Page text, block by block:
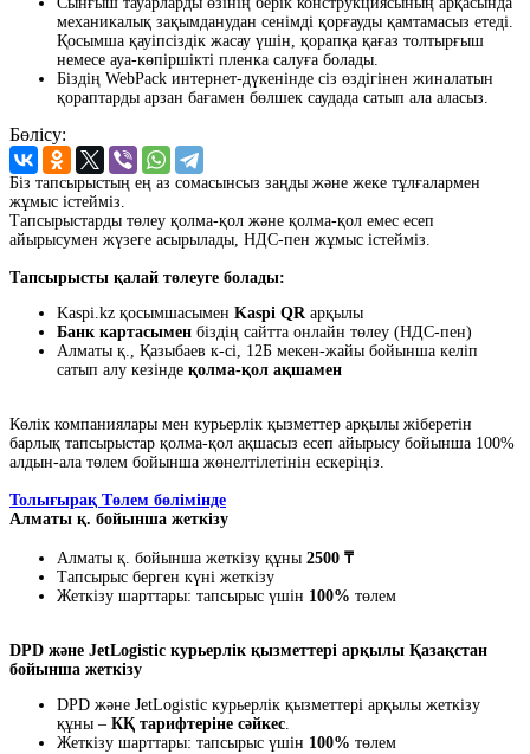
механикалық зақымданудан сенімді қорғауды қамтамасыз етеді.
Қосымша қауіпсіздік жасау үшін, қорапқа қағаз толтырғыш
немесе ауа-көпіршікті пленка салуға болады.
Біздің WebPack интернет-дүкенінде сіз өздігінен жиналатын
қораптарды арзан бағамен бөлшек саудада сатып ала аласыз.
Бөлісу:
Біз тапсырыстың ең аз сомасынсыз заңды және жеке тұлғалармен
жұмыс істейміз.
Тапсырыстарды төлеу қолма-қол және қолма-қол емес есеп
айырысумен жүзеге асырылады, НДС-пен жұмыс істейміз.
Тапсырысты қалай төлеуге болады:
Kaspi.kz қосымшасымен Kaspi QRарқылы
Банк картасымен біздің сайтта онлайн төлеу (НДС-пен)
Алматы қ., Қазыбаев к-сі, 12Б мекен-жайы бойынша келіп
сатып алу кезінде қолма-қол ақшамен
Көлік компаниялары мен курьерлік қызметтер арқылы жіберетін
барлық тапсырыстар қолма-қол ақшасыз есеп айырысу бойынша 100%
алдын-ала төлем бойынша жөнелтілетінін ескеріңіз.
Толығырақ Төлем бөлімінде
Алматы қ. бойынша жеткізу
Алматы қ. бойынша жеткізу құны 2500 ₸
Тапсырыс берген күні жеткізу
Жеткізу шарттары: тапсырыс үшін 100% төлем
DPD және JetLogistic курьерлік қызметтері арқылы Қазақстан
бойынша жеткізу
DPD және JetLogistic курьерлік қызметтері арқылы жеткізу
құны – КҚ тарифтеріне сәйкес.
Жеткізу шарттары: тапсырыс үшін 100% төлем